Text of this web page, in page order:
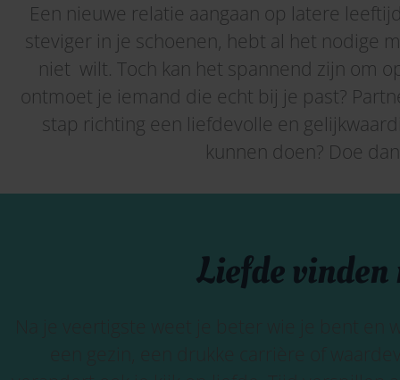
Een nieuwe relatie aangaan op latere
steviger in je schoenen, hebt al het nodige
niet wilt. Toch kan het spannend zijn om
ontmoet je iemand die echt bij je past?
stap richting een liefdevolle en
kunnen doen? Doe
Liefde vinden